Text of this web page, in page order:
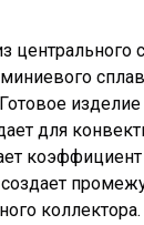
для
коэффициент